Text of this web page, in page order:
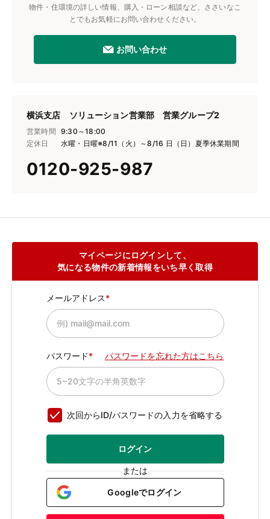
物件・住環境の詳しい情報、購入・ローン相談など、ささいなこ
とでもお気軽にお問い合わせください。
お問い合わせ
横浜支店 ソリューション営業部 営業グループ2
営業時間 9:30～18:00
定休日
水曜・日曜※8/11（火）～8/16 日（日）夏季休業期間
0120-925-987
マイページにログインして、
気になる物件の新着情報をいち早く取得
メールアドレス
パスワード パスワードを忘れた方はこちら
次回からID/パスワードの入力を省略する
ログイン
または
Googleでログイン